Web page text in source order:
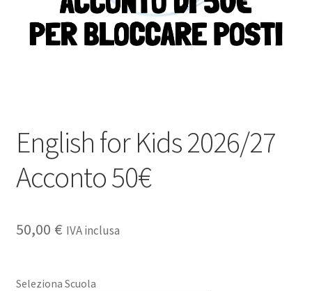
English for Kids 2026/27
Acconto 50€
50,00 € IVA inclusa
Seleziona Scuola